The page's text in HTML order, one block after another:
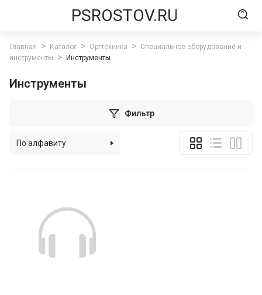
PSROSTOV.RU
Главная Каталог Оргтехника
Специальное оборудование и
инструменты
Инструменты
Инструменты
Фильтр
По алфавиту
По цене (убыванию)